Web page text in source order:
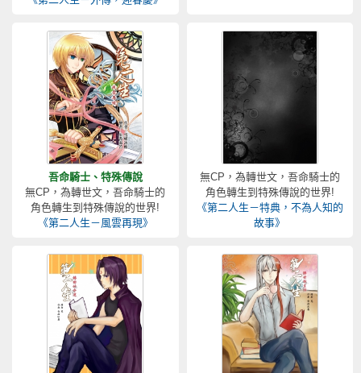
吾命騎士、特殊傳說
無CP，為轉世文，吾命騎士的
角色轉生到特殊傳說的世界!
《第二人生－風雲再現》
無CP，為轉世文，吾命騎士的
角色轉生到特殊傳說的世界!
《第二人生－特典，不為人知的
故事》